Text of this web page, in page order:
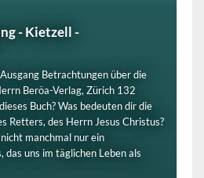
- Kietzell -
Betrachtungen über die
Beröa-Verlag, Zürich 132
Buch? Was bedeuten dir die
Retters, des Herrn Jesus Christus?
manchmal nur ein
das uns im täglichen Leben als